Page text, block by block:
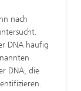
nach
DNA häufig
DNA, die